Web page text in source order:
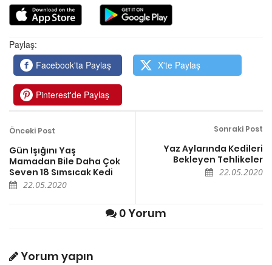
Paylaş:
Facebook'ta Paylaş
X'te Paylaş
Pinterest'de Paylaş
Önceki Post
Gün Işığını Yaş
Mamadan Bile Daha Çok
Seven 18 Sımsıcak Kedi
22.05.2020
Sonraki Post
Yaz Aylarında Kedileri
Bekleyen Tehlikeler
22.05.2020
0 Yorum
Yorum yapın